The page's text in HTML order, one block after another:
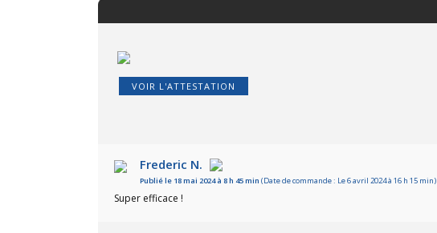
VOIR L'ATTESTATION
Frederic N.
Publié le 18 mai 2024 à 8 h 45 min (Date de commande : Le 6 avril 2024 à 16 h 15 min)
Super efficace !